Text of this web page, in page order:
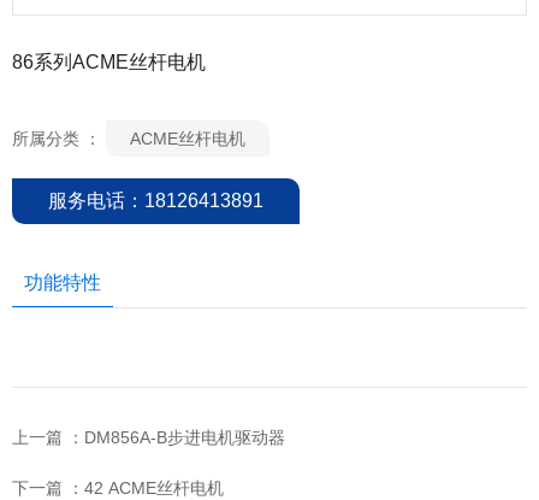
86系列ACME丝杆电机
所属分类 ： ACME丝杆电机
服务电话：18126413891
功能特性
上一篇 ： DM856A-B步进电机驱动器
下一篇 ： 42 ACME丝杆电机